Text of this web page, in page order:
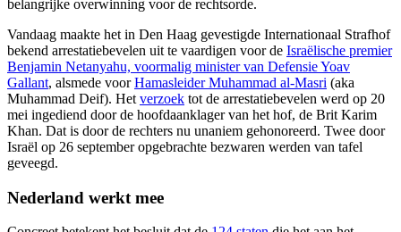
belangrijke overwinning voor de rechtsorde.
Vandaag maakte het in Den Haag gevestigde Internationaal Strafhof
bekend arrestatiebevelen uit te vaardigen voor de Israëlische premier
Benjamin Netanyahu, voormalig minister van Defensie Yoav
Gallant, alsmede voorHamasleider Muhammad al-Masri (aka
Muhammad Deif). Het verzoek tot de arrestatiebevelen werd op 20
mei ingediend door de hoofdaanklager van het hof, de Brit Karim
Khan. Dat is door de rechters nu unaniem gehonoreerd. Twee door
Israël op 26 september opgebrachte bezwaren werden van tafel
geveegd.
Nederland werkt mee